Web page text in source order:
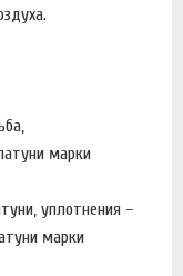
марки
уплотнения –
марки